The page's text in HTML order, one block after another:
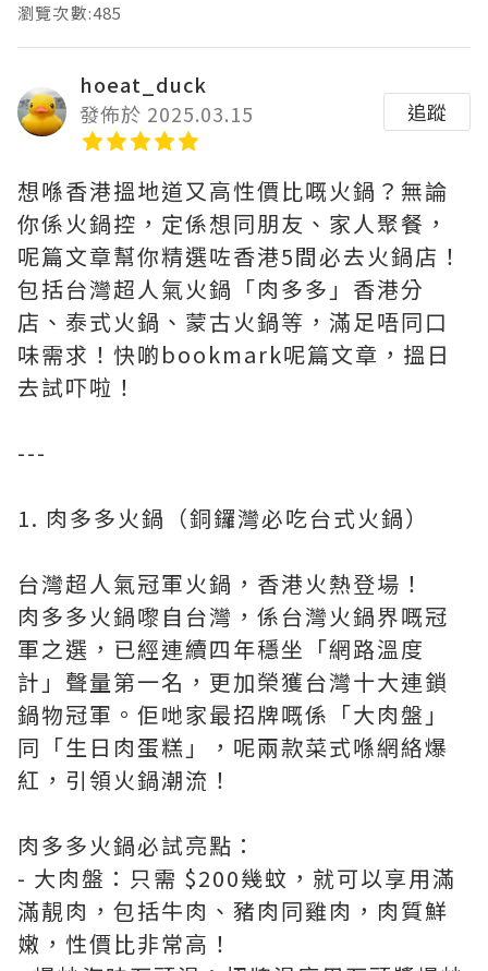
瀏覽次數:485
hoeat_duck
發佈於 2025.03.15
追蹤
想喺香港搵地道又高性價比嘅火鍋？無論
你係火鍋控，定係想同朋友、家人聚餐，
呢篇文章幫你精選咗香港5間必去火鍋店！
包括台灣超人氣火鍋「肉多多」香港分
店、泰式火鍋、蒙古火鍋等，滿足唔同口
味需求！快啲bookmark呢篇文章，搵日
去試吓啦！
---
1. 肉多多火鍋（銅鑼灣必吃台式火鍋）
台灣超人氣冠軍火鍋，香港火熱登場！
肉多多火鍋嚟自台灣，係台灣火鍋界嘅冠
軍之選，已經連續四年穩坐「網路溫度
計」聲量第一名，更加榮獲台灣十大連鎖
鍋物冠軍。佢哋家最招牌嘅係「大肉盤」
同「生日肉蛋糕」，呢兩款菜式喺網絡爆
紅，引領火鍋潮流！
肉多多火鍋必試亮點：
- 大肉盤：只需 $200幾蚊，就可以享用滿
滿靚肉，包括牛肉、豬肉同雞肉，肉質鮮
嫩，性價比非常高！